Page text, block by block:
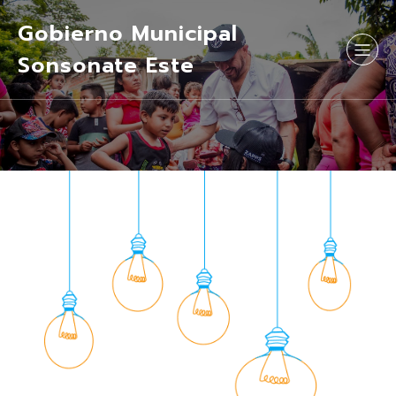
Gobierno Municipal
Sonsonate Este